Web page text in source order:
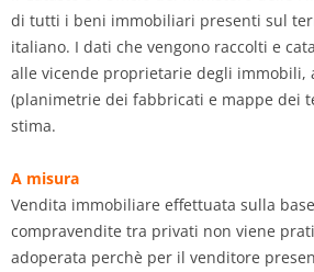
di tutti i beni immobiliari presenti sul
italiano. I dati che vengono raccolti e
alle vicende proprietarie degli immobili,
(planimetrie dei fabbricati e mappe dei
stima.
A misura
Vendita immobiliare effettuata sulla
compravendite tra privati non viene
adoperata perchè per il venditore